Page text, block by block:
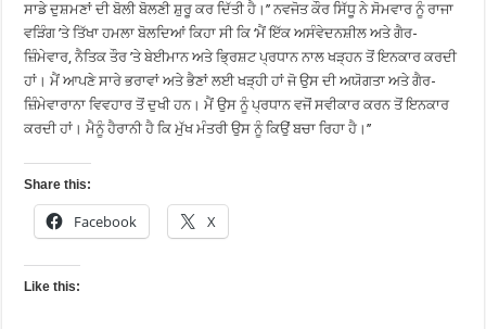
ਸਾਡੇ ਦੁਸ਼ਮਣਾਂ ਦੀ ਬੋਲੀ ਬੋਲਣੀ ਸ਼ੁਰੂ ਕਰ ਦਿੱਤੀ ਹੈ।’’ ਨਵਜੋਤ ਕੌਰ ਸਿੱਧੂ ਨੇ ਸੋਮਵਾਰ ਨੂੰ ਰਾਜਾ
ਵੜਿੰਗ ’ਤੇ ਤਿੱਖਾ ਹਮਲਾ ਬੋਲਦਿਆਂ ਕਿਹਾ ਸੀ ਕਿ ‘ਮੈਂ ਇੱਕ ਅਸੰਵੇਦਨਸ਼ੀਲ ਅਤੇ ਗੈਰ-
ਜ਼ਿੰਮੇਵਾਰ, ਨੈਤਿਕ ਤੌਰ ’ਤੇ ਬੇਈਮਾਨ ਅਤੇ ਭ੍ਰਿਸ਼ਟ ਪ੍ਰਧਾਨ ਨਾਲ ਖੜ੍ਹਨ ਤੋਂ ਇਨਕਾਰ ਕਰਦੀ
ਹਾਂ। ਮੈਂ ਆਪਣੇ ਸਾਰੇ ਭਰਾਵਾਂ ਅਤੇ ਭੈਣਾਂ ਲਈ ਖੜ੍ਹੀ ਹਾਂ ਜੋ ਉਸ ਦੀ ਅਯੋਗਤਾ ਅਤੇ ਗੈਰ-
ਜ਼ਿੰਮੇਵਾਰਾਨਾ ਵਿਵਹਾਰ ਤੋਂ ਦੁਖੀ ਹਨ। ਮੈਂ ਉਸ ਨੂੰ ਪ੍ਰਧਾਨ ਵਜੋਂ ਸਵੀਕਾਰ ਕਰਨ ਤੋਂ ਇਨਕਾਰ
ਕਰਦੀ ਹਾਂ। ਮੈਨੂੰ ਹੈਰਾਨੀ ਹੈ ਕਿ ਮੁੱਖ ਮੰਤਰੀ ਉਸ ਨੂੰ ਕਿਉਂ ਬਚਾ ਰਿਹਾ ਹੈ।’’
Share this:
Facebook X
Like this: